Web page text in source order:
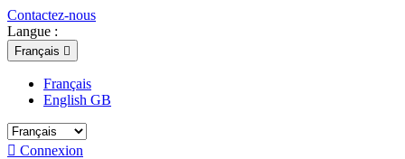
Contactez-nous
Langue :
Français 
Français
English GB
 Connexion